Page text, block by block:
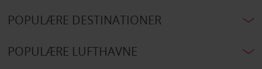
POPULÆRE DESTINATIONER
POPULÆRE LUFTHAVNE